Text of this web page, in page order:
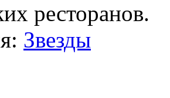
ресторанов.
Звезды